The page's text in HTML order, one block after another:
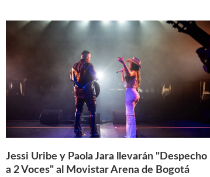
Jessi Uribe y Paola Jara llevarán "Despecho
a 2 Voces" al Movistar Arena de Bogotá